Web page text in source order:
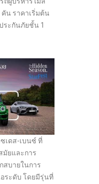
น ราคาเริ่มต้น
ระกันภัยชั้น 1
เดส-เบนซ์ ที่
มัยและการ
สบายในการ
ระดับ โดยมีรุ่นที่